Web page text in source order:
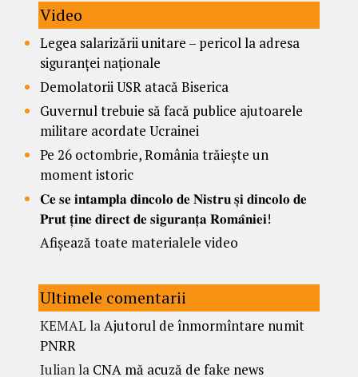
Video
Legea salarizării unitare – pericol la adresa
siguranței naționale
Demolatorii USR atacă Biserica
Guvernul trebuie să facă publice ajutoarele
militare acordate Ucrainei
Pe 26 octombrie, România trăiește un
moment istoric
𝐂𝐞 𝐬𝐞 𝐢𝐧𝐭𝐚𝐦𝐩𝐥𝐚 𝐝𝐢𝐧𝐜𝐨𝐥𝐨 𝐝𝐞 𝐍𝐢𝐬𝐭𝐫𝐮 𝐬̦𝐢 𝐝𝐢𝐧𝐜𝐨𝐥𝐨 𝐝𝐞
𝐏𝐫𝐮𝐭 𝐭̦𝐢𝐧𝐞 𝐝𝐢𝐫𝐞𝐜𝐭 𝐝𝐞 𝐬𝐢𝐠𝐮𝐫𝐚𝐧𝐭̦𝐚 𝐑𝐨𝐦𝐚̂𝐧𝐢𝐞𝐢!
Afișează toate materialele video
Ultimele comentarii
KEMAL laAjutorul de înmormîntare numit
PNRR
Iulianla CNA mă acuză de fake news